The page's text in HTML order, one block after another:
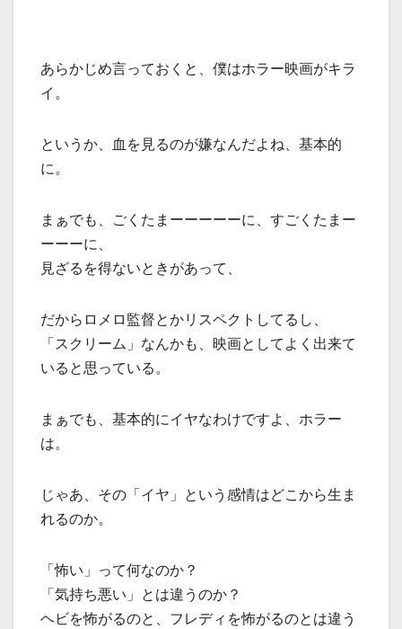
あらかじめ言っておくと、僕はホラー映画がキラ
イ。
というか、血を見るのが嫌なんだよね、基本的
に。
まぁでも、ごくたまーーーーーに、すごくたまー
ーーーに、
見ざるを得ないときがあって、
だからロメロ監督とかリスペクトしてるし、
「スクリーム」なんかも、映画としてよく出来て
いると思っている。
まぁでも、基本的にイヤなわけですよ、ホラー
は。
じゃあ、その「イヤ」という感情はどこから生ま
れるのか。
「怖い」って何なのか？
「気持ち悪い」とは違うのか？
ヘビを怖がるのと、フレディを怖がるのとは違う